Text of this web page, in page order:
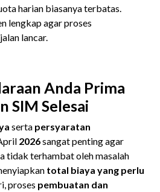
harian biasanya terbatas.
lengkap agar proses
lancar.
Anda Prima
SIM Selesai
serta persyaratan
2026sangat penting agar
tidak terhambat oleh masalah
total biaya yang perlu
proses pembuatan dan